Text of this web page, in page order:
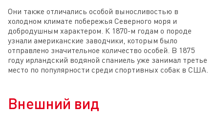
Они также отличались особой выносливостью в
холодном климате побережья Северного моря и
добродушным характером. К 1870-м годам о породе
узнали американские заводчики, которым было
отправлено значительное количество особей. В 1875
году ирландский водяной спаниель уже занимал третье
место по популярности среди спортивных собак в США.
Внешний вид